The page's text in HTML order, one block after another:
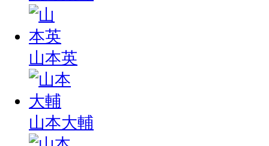
山本英
山本大輔